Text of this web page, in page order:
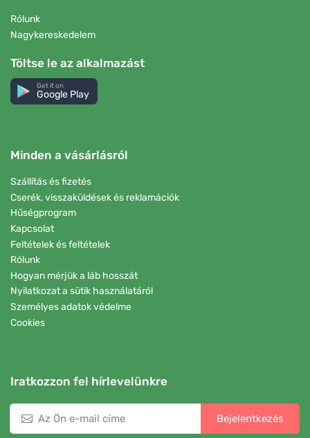
Rólunk
Nagykereskedelem
Töltse le az alkalmazást
Get it on
Google Play
Minden a vásárlásról
Szállítás és fizetés
Cserék, visszaküldések és reklamációk
Hűségprogram
Kapcsolat
Feltételek és feltételek
Rólunk
Hogyan mérjük a láb hosszát
Nyilatkozat a sütik használatáról
Személyes adatok védelme
Cookies
Iratkozzon fel hírlevelünkre
Bejelentkezés